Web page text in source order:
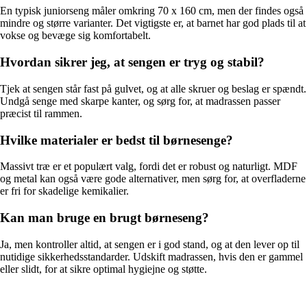
En typisk juniorseng måler omkring 70 x 160 cm, men der findes også
mindre og større varianter. Det vigtigste er, at barnet har god plads til at
vokse og bevæge sig komfortabelt.
Hvordan sikrer jeg, at sengen er tryg og stabil?
Tjek at sengen står fast på gulvet, og at alle skruer og beslag er spændt.
Undgå senge med skarpe kanter, og sørg for, at madrassen passer
præcist til rammen.
Hvilke materialer er bedst til børnesenge?
Massivt træ er et populært valg, fordi det er robust og naturligt. MDF
og metal kan også være gode alternativer, men sørg for, at overfladerne
er fri for skadelige kemikalier.
Kan man bruge en brugt børneseng?
Ja, men kontroller altid, at sengen er i god stand, og at den lever op til
nutidige sikkerhedsstandarder. Udskift madrassen, hvis den er gammel
eller slidt, for at sikre optimal hygiejne og støtte.